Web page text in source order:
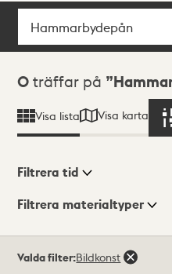
Sök
Sökresultat
0 träffar på
Visa lista Visa karta
Visningsläge
Filtrera tid
Filtrera materialtyper
träffar
Valda filter:Bildkonst